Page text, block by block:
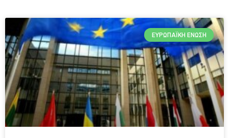
ΕΥΡΩΠΑΪΚΉ ΈΝΩΣΗ